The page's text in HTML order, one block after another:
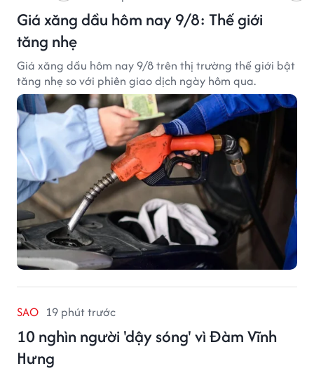
Giá xăng dầu hôm nay 9/8: Thế giới
tăng nhẹ
Giá xăng dầu hôm nay 9/8 trên thị trường thế giới bật
tăng nhẹ so với phiên giao dịch ngày hôm qua.
SAO 19 phút trước
10 nghìn người 'dậy sóng' vì Đàm Vĩnh
Hưng